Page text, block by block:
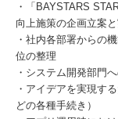
・「BAYSTARS
向上施策の企画立案
・社内各部署からの
位の整理
・システム開発部門
・アイデアを実現す
どの各種手続き）